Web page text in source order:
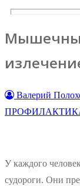
Валерий
У каждого
судороги. Они